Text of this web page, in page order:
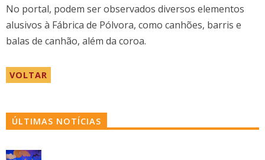
No portal, podem ser observados diversos elementos
alusivos à Fábrica de Pólvora, como canhões, barris e
balas de canhão, além da coroa.
VOLTAR
ÚLTIMAS NOTÍCIAS